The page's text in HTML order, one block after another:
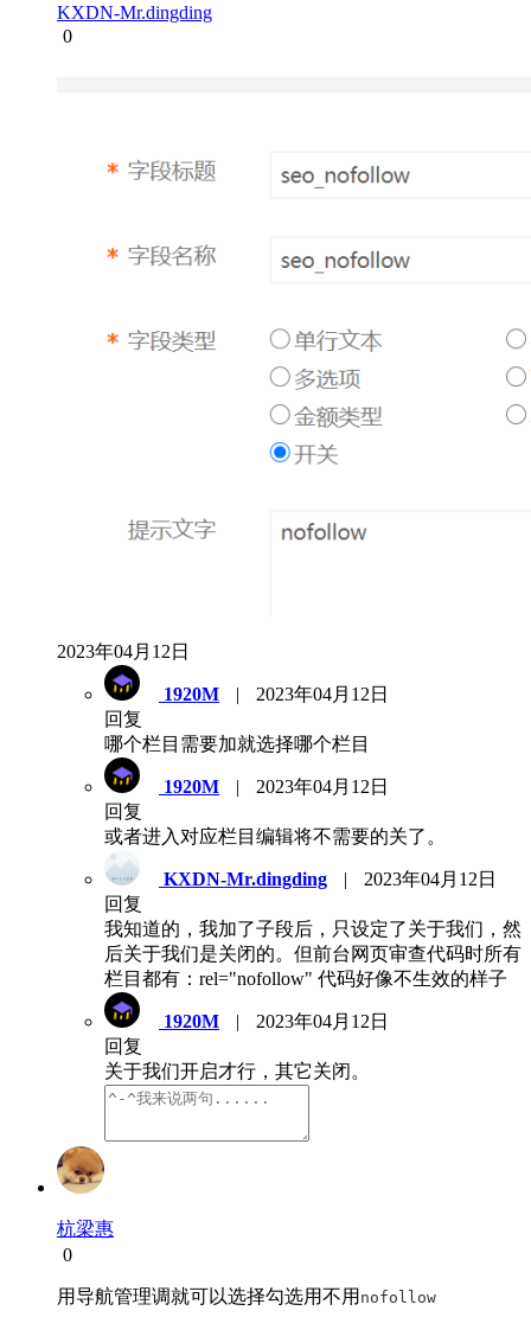
KXDN-Mr.dingding
0
2023年04月12日
1920M |
2023年04月12日
回复
哪个栏目需要加就选择哪个栏目
1920M |
2023年04月12日
回复
或者进入对应栏目编辑将不需要的关了。
KXDN-Mr.dingding |
2023年04月12日
回复
我知道的，我加了子段后，只设定了关于我们，然
后关于我们是关闭的。但前台网页审查代码时所有
栏目都有：rel="nofollow" 代码好像不生效的样子
1920M |
2023年04月12日
回复
关于我们开启才行，其它关闭。
杭梁惠
0
用导航管理调就可以选择勾选用不用 nofollow